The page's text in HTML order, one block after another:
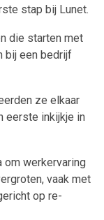
stap bij Lunet.
die starten met
bij een bedrijf
ze elkaar
eerste inkijkje in
om werkervaring
vaak met
op re-